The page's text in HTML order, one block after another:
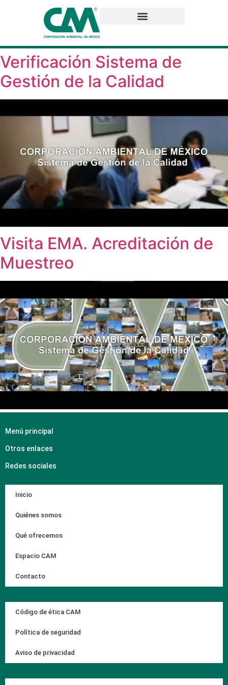
Verificación Sistema de
Gestión de la Calidad
Visita EMA. Acreditación de
Muestreo
Menú principal
Otros enlaces
Redes sociales
Inicio
Quiénes somos
Qué ofrecemos
Espacio CAM
Contacto
Código de ética CAM
Política de seguridad
Aviso de privacidad